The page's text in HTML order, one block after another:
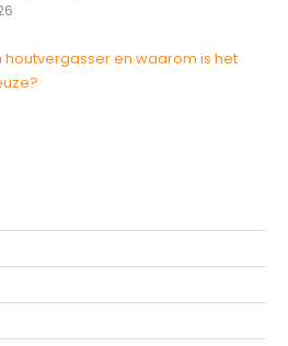
houtvergasser en waarom is het